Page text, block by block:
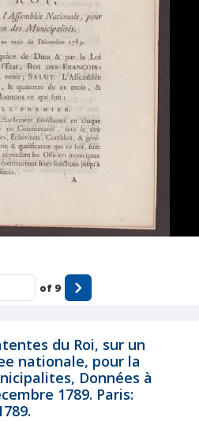
du Roi, sur un
nationale, pour la
Données à
1789. Paris:
of 9